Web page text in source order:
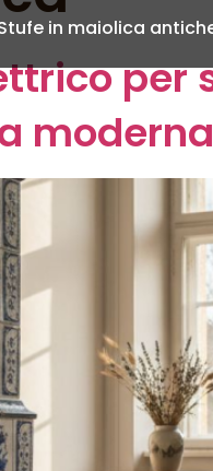
in maiolica
moderna